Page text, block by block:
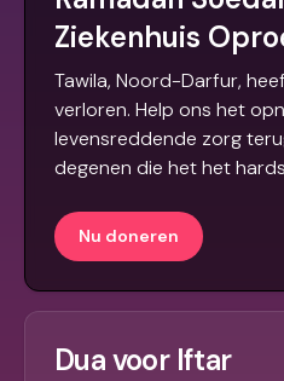
Ziekenhuis
Tawila, Noord-Darfur,
verloren. Help ons het
levensreddende zorg
degenen die het het
Nu doneren
Dua voor Iftar